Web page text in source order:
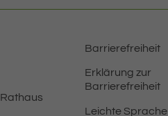
Barrierefreiheit
Erklärung zur
Barrierefreiheit
Leichte Sprache